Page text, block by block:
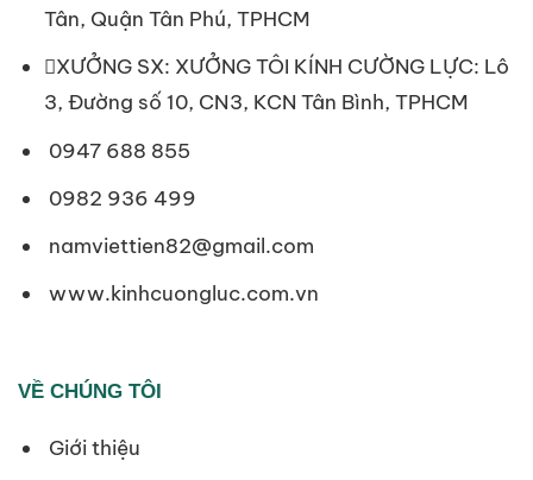
Tân, Quận Tân Phú, TPHCM
XƯỞNG SX: XƯỞNG TÔI KÍNH CƯỜNG LỰC: Lô
3, Đường số 10, CN3, KCN Tân Bình, TPHCM
0947 688 855
0982 936 499
namviettien82@gmail.com
www.kinhcuongluc.com.vn
VỀ CHÚNG TÔI
Giới thiệu